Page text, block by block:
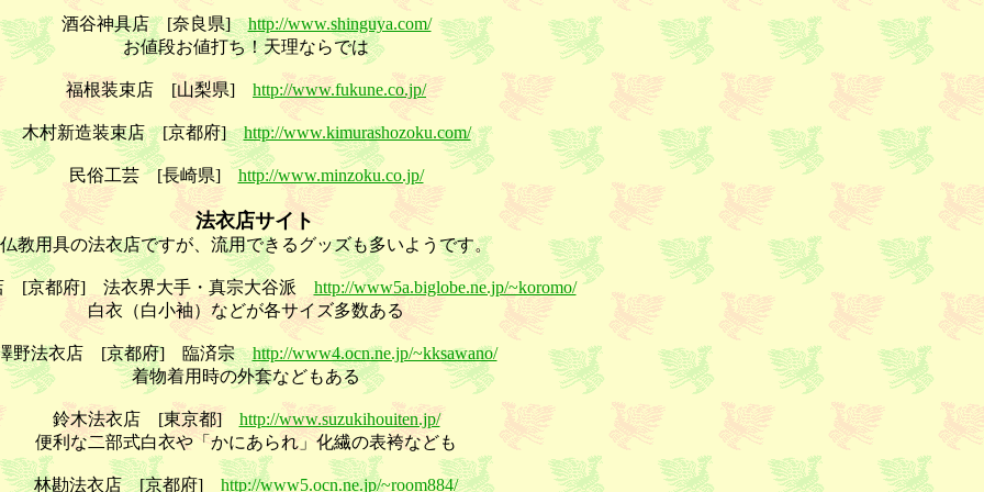
酒谷神具店 [奈良県]http://www.shinguya.com/
お値段お値打ち！天理ならでは
福根装束店 [山梨県] http://www.fukune.co.jp/
木村新造装束店 [京都府]http://www.kimurashozoku.com/
民俗工芸 [長崎県] http://www.minzoku.co.jp/
法衣店サイト
仏教用具の法衣店ですが、流用できるグッズも多いようです。
[京都府] 法衣界大手・真宗大谷派 http://www5a.biglobe.ne.jp/~koromo/
白衣（白小袖）などが各サイズ多数ある
野法衣店 [京都府] 臨済宗http://www4.ocn.ne.jp/~kksawano/
着物着用時の外套などもある
鈴木法衣店 [東京都] http://www.suzukihouiten.jp/
便利な二部式白衣や「かにあられ」化繊の表袴なども
林勘法衣店 [京都府] http://www5.ocn.ne.jp/~room884/